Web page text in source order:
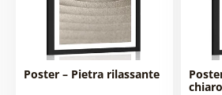
Poster – Pietra rilassante